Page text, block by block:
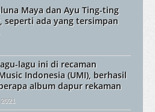
Maya dan Ayu Ting-ting
seperti ada yang tersimpan
lagu ini di recaman
Indonesia (UMI), berhasil
album dapur rekaman